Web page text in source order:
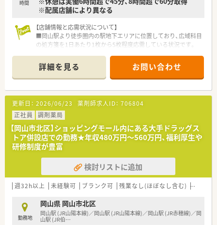
職場で互いに切磋琢磨しながら長く腰を据えて働きたい方を募
集しています。
時間
※配属店舗により異なる
【店舗情報と応需状況について】
■岡山駅より徒歩圏内の駅地下エリアに位置しており、広域科目
の処方箋を1日あたり1枚から5枚程度応需している状況です。
してゆとりを持って向き合いながら丁寧な服薬指導が行えま
す。
■岡山駅直結の地下通路という好立地を活かして、調剤だけでな
くOTC医薬品の相談販売にも力を入れているのが特徴です。
【募集背景と求める人物像について】
■組織体制の強化を目指した定期採用による急募であり、地域の
皆様の健康を支えたいという熱意のある方を求めていらっしゃ
います。
■未経験の方であっても大手ならではの研修制度が整っている
ため、着実にスキルを身につけて成長できる環境が非常に魅力で
す。
■若年層を中心に活躍しており、周囲のスタッフと協力しながら
明るく前向きに業務に取り組める方を募集しています。
■業界最大手のドラッグストアグループとして安定した基盤を
持ち、全国に3000店舗を超える圧倒的な規模を誇る優良企業で
す。
詳細を見る お問い合わせ
更新日： 2026/06/23 薬剤師求人ID： 706804
正社員
調剤薬局
【岡山市北区】ショッピングモール内にある大手ドラッグス
トア併設店での勤務★年収480万円～560万円、福利厚生や
研修制度が豊富
検討リストに追加
週32h以上 未経験可 ブランク可 残業なし(ほぼなし含む) 車通勤
勤務地
岡山県 岡山市北区
岡山駅 (JR山陽本線)／岡山駅 (JR山陽本線)／岡山駅 (JR赤穂線)／岡
山駅 (JR伯…